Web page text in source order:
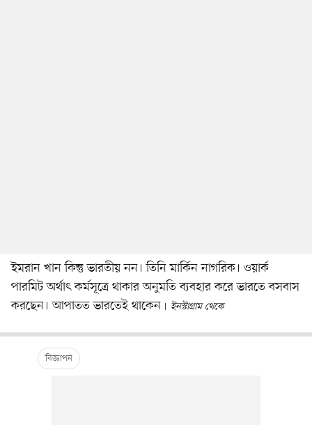
ইমরান খান কিন্তু ভারতীয় নন। তিনি মার্কিন নাগরিক। ওয়ার্ক
পারমিট অর্থাৎ কর্মসূত্রে থাকার অনুমতি ব্যবহার করে ভারতে বসবাস
করছেন। আপাতত ভারতেই থাকেন
ইনস্টাগ্রাম থেকে